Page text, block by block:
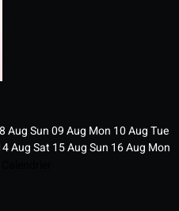
AugSun09Aug Mon 10AugTue
AugSat 15AugSun 16Aug Mon